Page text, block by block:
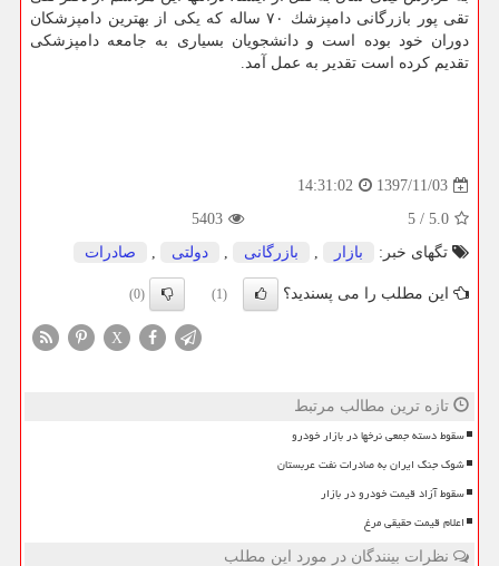
تقی پور بازرگانی دامپزشك ۷۰ ساله كه یكی از بهترین دامپزشكان
دوران خود بوده است و دانشجویان بسیاری به جامعه دامپزشكی
تقدیم كرده است تقدیر به عمل آمد.
1397/11/03
14:31:02
5.0
/
5
5403
تگهای خبر:
بازار , بازرگانی , دولتی , صادرات
این مطلب را می پسندید؟ (1)
(0)
X
تازه ترین مطالب مرتبط
سقوط دسته جمعی نرخها در بازار خودرو
شوک جنگ ایران به صادرات نفت عربستان
سقوط آزاد قیمت خودرو در بازار
اعلام قیمت حقیقی مرغ
نظرات بینندگان در مورد این مطلب